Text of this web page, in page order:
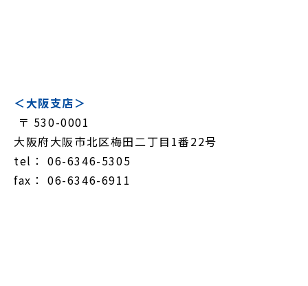
＜大阪支店＞
〒 530-0001
大阪府大阪市北区梅田二丁目1番22号
tel： 06-6346-5305
fax： 06-6346-6911